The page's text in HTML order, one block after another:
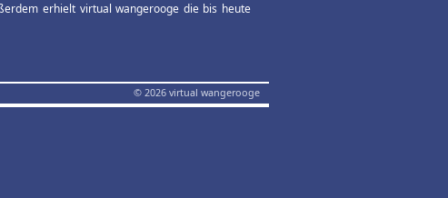
erhielt virtual wangerooge die bis heute
© 2026 virtual wangerooge